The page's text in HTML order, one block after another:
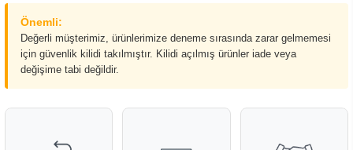
Önemli:
Değerli müşterimiz, ürünlerimize deneme sırasında zarar gelmemesi
için güvenlik kilidi takılmıştır. Kilidi açılmış ürünler iade veya
değişime tabi değildir.